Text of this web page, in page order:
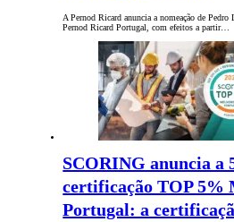
A Pernod Ricard anuncia a nomeação de
Pernod Ricard Portugal, com efeitos a partir…
SCORING anuncia a
certificação TOP 5%
Portugal: a